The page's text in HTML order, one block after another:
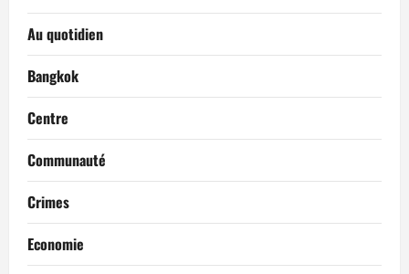
Au quotidien
Bangkok
Centre
Communauté
Crimes
Economie